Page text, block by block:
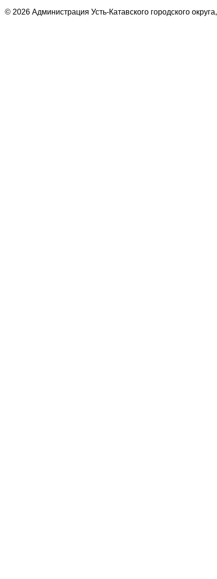
© 2026 Администрация Усть-Катавского городского